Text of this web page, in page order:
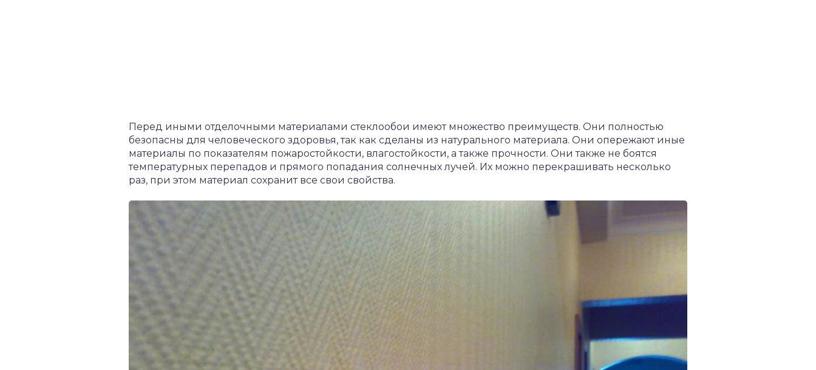
Перед иными отделочными материалами стеклообои имеют множество преимуществ. Они полностью
безопасны для человеческого здоровья, так как сделаны из натурального материала. Они опережают иные
материалы по показателям пожаростойкости, влагостойкости, а также прочности. Они также не боятся
температурных перепадов и прямого попадания солнечных лучей. Их можно перекрашивать несколько
раз, при этом материал сохранит все свои свойства.